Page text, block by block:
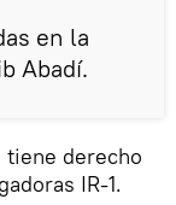
en la
Abadí.
tiene derecho
IR-1.